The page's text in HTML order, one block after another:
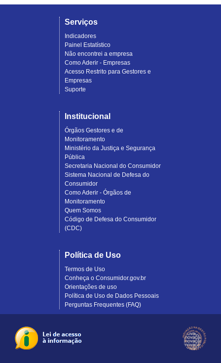
Serviços
Indicadores
Painel Estatístico
Não encontrei a empresa
Como Aderir - Empresas
Acesso Restrito para Gestores e
Empresas
Suporte
Institucional
Órgãos Gestores e de
Monitoramento
Ministério da Justiça e Segurança
Pública
Secretaria Nacional do Consumidor
Sistema Nacional de Defesa do
Consumidor
Como Aderir - Órgãos de
Monitoramento
Quem Somos
Código de Defesa do Consumidor
(CDC)
Política de Uso
Termos de Uso
Conheça o Consumidor.gov.br
Orientações de uso
Política de Uso de Dados Pessoais
Perguntas Frequentes (FAQ)